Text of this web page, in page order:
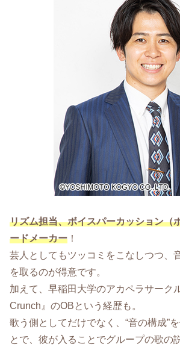
リズム担当、ボイスパーカッション（
ードメーカー ！
芸人としてもツッコミをこなしつつ、
を取るのが得意です。
加えて、早稲田大学のアカペラサーク
Crunch』のOBという経歴も。
歌う側としてだけでなく、“音の構成”
とで、彼が入ることでグループの歌の